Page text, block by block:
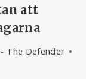
att
The Defender